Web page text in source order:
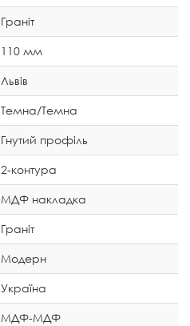
Граніт
110 мм
Львів
Темна/Темна
Гнутий профіль
2-контура
МДФ накладка
Граніт
Модерн
Україна
МДФ-МДФ